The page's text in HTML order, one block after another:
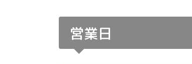
営業日